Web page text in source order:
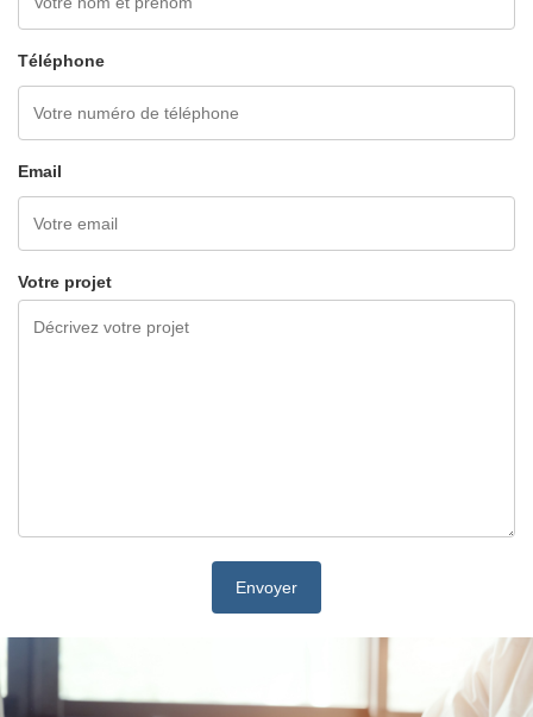
Téléphone
Email
Votre projet